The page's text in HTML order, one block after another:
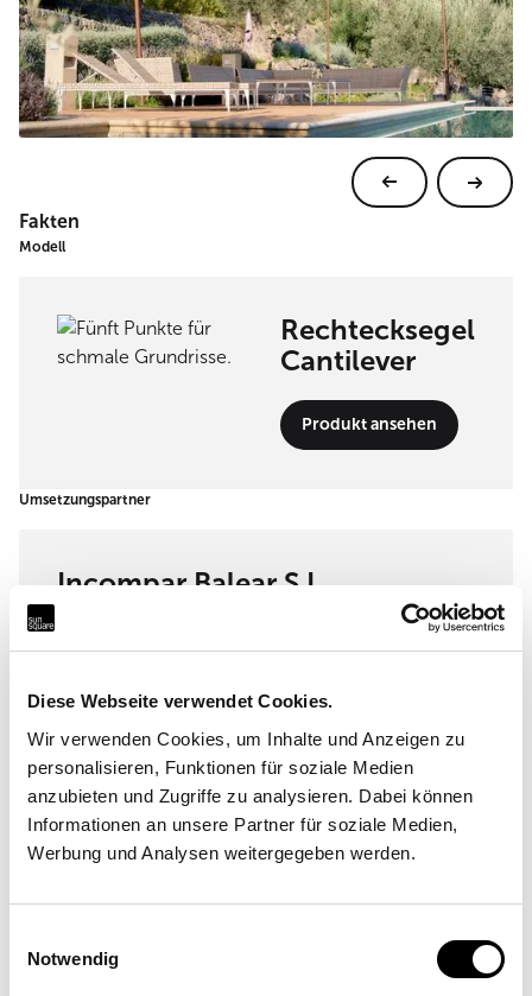
Diese Webseite verwendet Cookies.
Wir verwenden Cookies, um Inhalte und Anzeigen zu
personalisieren, Funktionen für soziale Medien
anzubieten und Zugriffe zu analysieren. Dabei können
Informationen an unsere Partner für soziale Medien,
Werbung und Analysen weitergegeben werden.
Notwendig
Fakten
Modell
Rechtecksegel
Cantilever
Produkt ansehen
Umsetzungspartner
Incompar Balear S.L.